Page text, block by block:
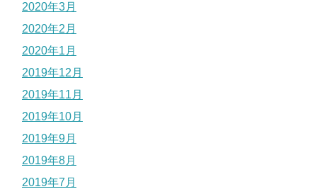
2020年3月
2020年2月
2020年1月
2019年12月
2019年11月
2019年10月
2019年9月
2019年8月
2019年7月